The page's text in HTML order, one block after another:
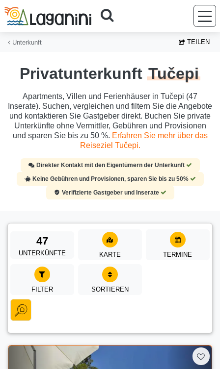
Zum Hauptinhalt springen
Unterkunft TEILEN
Privatunterkunft Tučepi
Apartments, Villen und Ferienhäuser in Tučepi (47
Inserate). Suchen, vergleichen und filtern Sie die Angebote
und kontaktieren Sie Gastgeber direkt. Buchen Sie private
Unterkünfte ohne Vermittler, Gebühren und Provisionen
und sparen Sie bis zu 50 %. Erfahren Sie mehr über das
Reiseziel Tučepi.
Direkter Kontakt mit den Eigentümern der Unterkunft
Keine Gebühren und Provisionen, sparen Sie bis zu 50%
Verifizierte Gastgeber und Inserate
47
UNTERKÜNFTE KARTE TERMINE
FILTER SORTIEREN